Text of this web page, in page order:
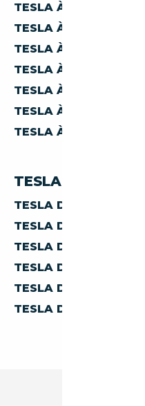
TESLA À MOINS DE
TESLA À MOINS DE
TESLA À MOINS DE
TESLA À MOINS DE
TESLA À MOINS DE
TESLA À MOINS DE
TESLA À MOINS DE
TESLA PAR PAYS
TESLA D'ALLEMAGNE
TESLA D'AUTRICHE
TESLA D'ESPAGNE
TESLA D'ITALIE
TESLA DE BELGIQUE
TESLA DES PAYS-BAS